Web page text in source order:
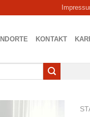
KONTAKT